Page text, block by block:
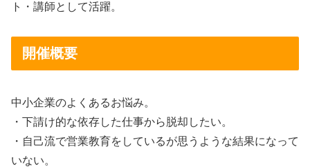
ト・講師として活躍。
開催概要
中小企業のよくあるお悩み。
・下請け的な依存した仕事から脱却したい。
・自己流で営業教育をしているが思うような結果になって
いない。